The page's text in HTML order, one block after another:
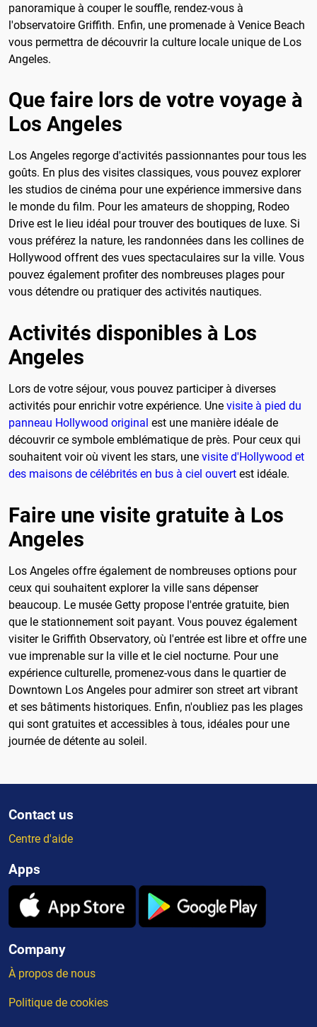
panoramique à couper le souffle, rendez-vous à
l'observatoire Griffith. Enfin, une promenade à Venice Beach
vous permettra de découvrir la culture locale unique de Los
Angeles.
Que faire lors de votre voyage à
Los Angeles
Los Angeles regorge d'activités passionnantes pour tous les
goûts. En plus des visites classiques, vous pouvez explorer
les studios de cinéma pour une expérience immersive dans
le monde du film. Pour les amateurs de shopping, Rodeo
Drive est le lieu idéal pour trouver des boutiques de luxe. Si
vous préférez la nature, les randonnées dans les collines de
Hollywood offrent des vues spectaculaires sur la ville. Vous
pouvez également profiter des nombreuses plages pour
vous détendre ou pratiquer des activités nautiques.
Activités disponibles à Los
Angeles
Lors de votre séjour, vous pouvez participer à diverses
activités pour enrichir votre expérience. Une visite à pied du
panneau Hollywood original est une manière idéale de
découvrir ce symbole emblématique de près. Pour ceux qui
souhaitent voir où vivent les stars, une visite d'Hollywood et
des maisons de célébrités en bus à ciel ouvert est idéale.
Faire une visite gratuite à Los
Angeles
Los Angeles offre également de nombreuses options pour
ceux qui souhaitent explorer la ville sans dépenser
beaucoup. Le musée Getty propose l'entrée gratuite, bien
que le stationnement soit payant. Vous pouvez également
visiter le Griffith Observatory, où l'entrée est libre et offre une
vue imprenable sur la ville et le ciel nocturne. Pour une
expérience culturelle, promenez-vous dans le quartier de
Downtown Los Angeles pour admirer son street art vibrant
et ses bâtiments historiques. Enfin, n'oubliez pas les plages
qui sont gratuites et accessibles à tous, idéales pour une
journée de détente au soleil.
Contact us
Centre d'aide
Apps
Company
À propos de nous
Politique de cookies